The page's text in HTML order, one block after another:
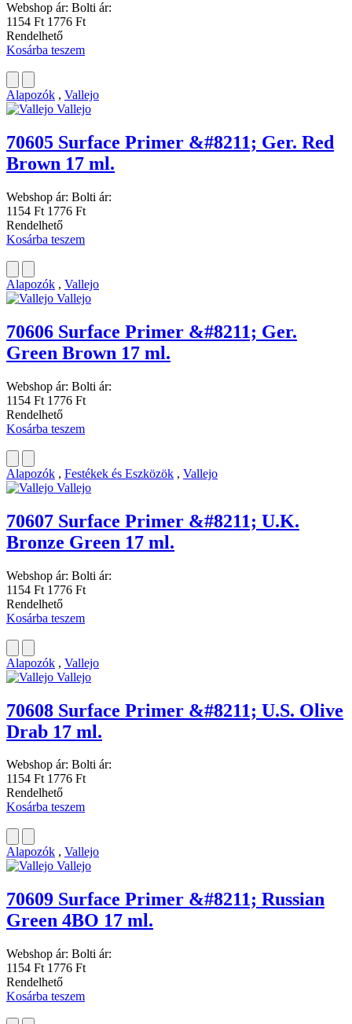
Webshop ár: Bolti ár:
1154 Ft 1776 Ft
Rendelhető
Kosárba teszem
Alapozók , Vallejo
Vallejo
70605 Surface Primer &#8211; Ger. Red
Brown 17 ml.
Webshop ár: Bolti ár:
1154 Ft 1776 Ft
Rendelhető
Kosárba teszem
Alapozók , Vallejo
Vallejo
70606 Surface Primer &#8211; Ger.
Green Brown 17 ml.
Webshop ár: Bolti ár:
1154 Ft 1776 Ft
Rendelhető
Kosárba teszem
Alapozók , Festékek és Eszközök , Vallejo
Vallejo
70607 Surface Primer &#8211; U.K.
Bronze Green 17 ml.
Webshop ár: Bolti ár:
1154 Ft 1776 Ft
Rendelhető
Kosárba teszem
Alapozók , Vallejo
Vallejo
70608 Surface Primer &#8211; U.S. Olive
Drab 17 ml.
Webshop ár: Bolti ár:
1154 Ft 1776 Ft
Rendelhető
Kosárba teszem
Alapozók , Vallejo
Vallejo
70609 Surface Primer &#8211; Russian
Green 4BO 17 ml.
Webshop ár: Bolti ár:
1154 Ft 1776 Ft
Rendelhető
Kosárba teszem